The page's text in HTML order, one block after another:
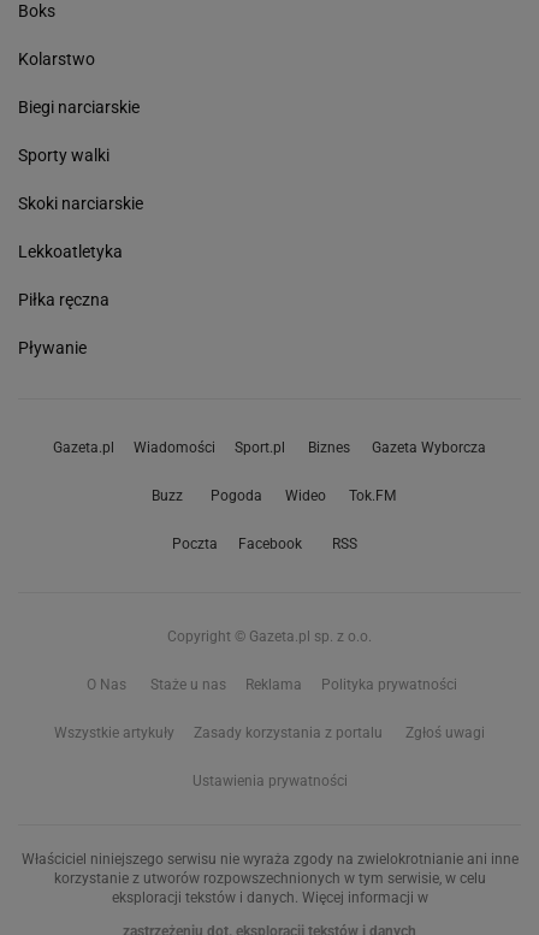
Boks
Kolarstwo
Biegi narciarskie
Sporty walki
Skoki narciarskie
Lekkoatletyka
Piłka ręczna
Pływanie
Gazeta.pl Wiadomości Sport.pl Biznes Gazeta Wyborcza
Buzz Pogoda Wideo Tok.FM
Poczta Facebook RSS
Copyright © Gazeta.pl sp. z o.o.
O Nas Staże u nas Reklama Polityka prywatności
Wszystkie artykuły Zasady korzystania z portalu Zgłoś uwagi
Ustawienia prywatności
Właściciel niniejszego serwisu nie wyraża zgody na zwielokrotnianie ani inne
korzystanie z utworów rozpowszechnionych w tym serwisie, w celu
eksploracji tekstów i danych. Więcej informacji w
zastrzeżeniu dot. eksploracji tekstów i danych